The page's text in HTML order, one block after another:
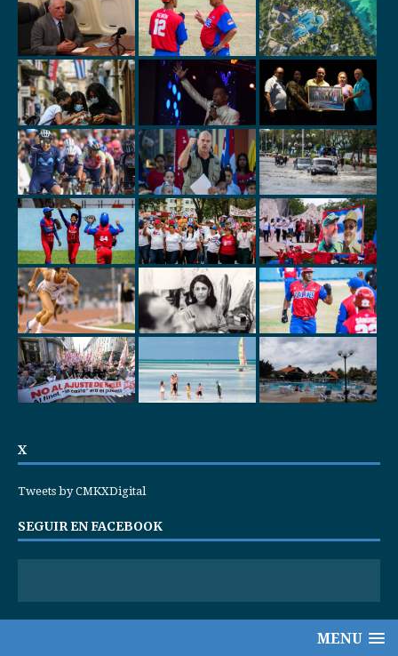
X
Tweets by CMKXDigital
SEGUIR EN FACEBOOK
MENU